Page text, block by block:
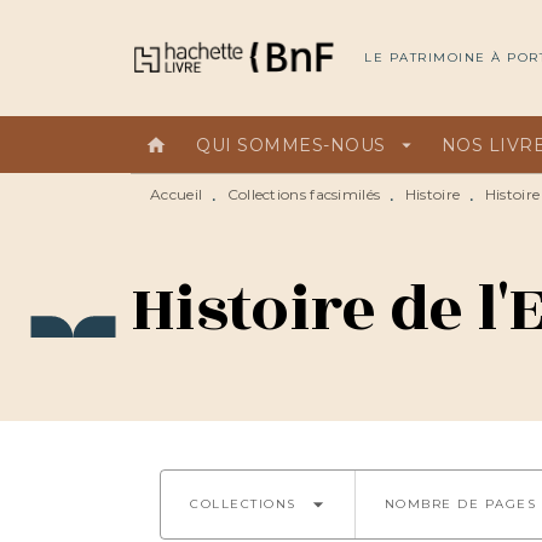
MENU RECHERCHE
LE PATRIMOINE À
home QUI SOMMES-NOUS arrow_drop_down NOS
Accueil • Collections facsimilés • Histoire •
Histoire de
COLLECTIONS arrow_drop_down NOMBRE DE PAGES